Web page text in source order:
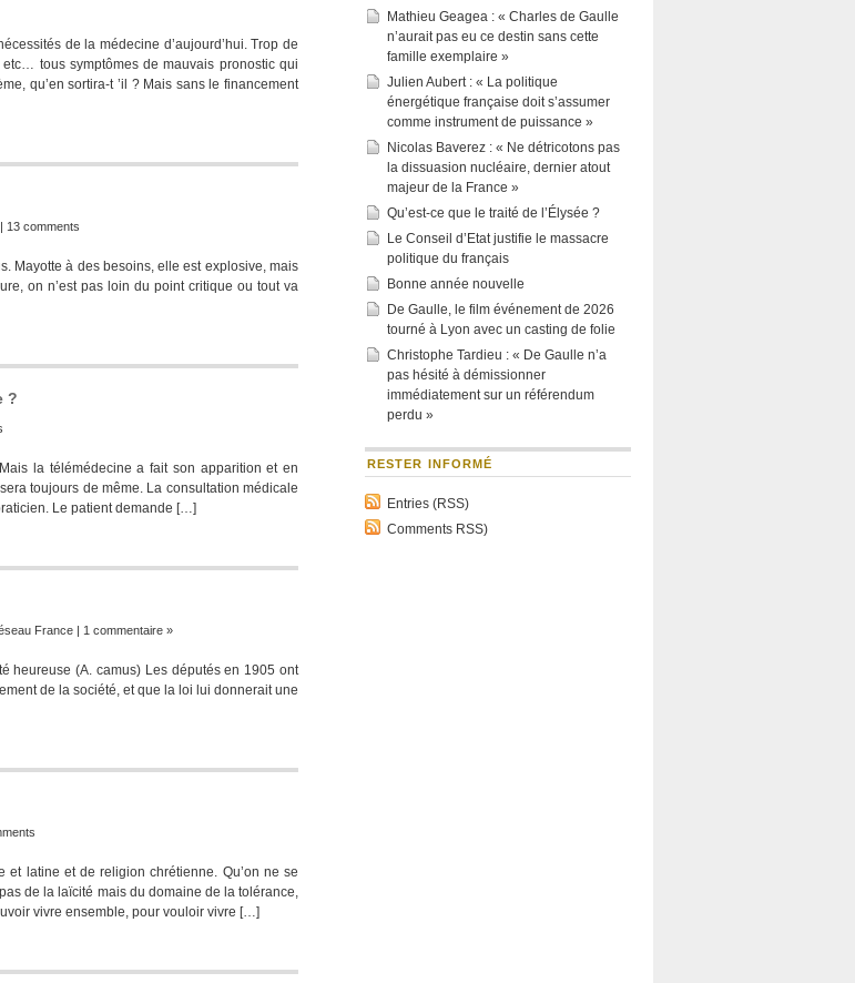
de la médecine d’aujourd’hui. Trop de
tous symptômes de mauvais pronostic qui
qu’en sortira-t ’il ? Mais sans le financement
| 13 comments
Mayotte à des besoins, elle est explosive, mais
on n’est pas loin du point critique ou tout va
?
la télémédecine a fait son apparition et en
toujours de même. La consultation médicale
Le patient demande […]
France | 1 commentaire »
heureuse (A. camus) Les députés en 1905 ont
de la société, et que la loi lui donnerait une
latine et de religion chrétienne. Qu’on ne se
de la laïcité mais du domaine de la tolérance,
vivre ensemble, pour vouloir vivre […]
Mathieu Geagea : « Charles de Gaulle
n’aurait pas eu ce destin sans cette
famille exemplaire »
Julien Aubert : « La politique
énergétique française doit s’assumer
comme instrument de puissance »
Nicolas Baverez : « Ne détricotons pas
la dissuasion nucléaire, dernier atout
majeur de la France »
Qu’est-ce que le traité de l’Élysée ?
Le Conseil d’Etat justifie le massacre
politique du français
Bonne année nouvelle
De Gaulle, le film événement de 2026
tourné à Lyon avec un casting de folie
Christophe Tardieu : « De Gaulle n’a
pas hésité à démissionner
immédiatement sur un référendum
perdu »
RESTER INFORMÉ
Entries (RSS)
Comments RSS)